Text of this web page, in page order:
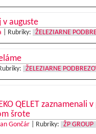
auguste
Rubriky: ŽELEZIARNE
ŽELEZIARNE
QELET zaznamenali
šrote
Gončár| Rubriky: ŽP GROUP